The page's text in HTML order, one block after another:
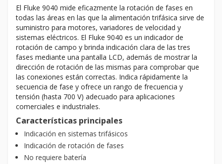
El Fluke 9040 mide eficazmente la rotación de fases en
todas las áreas en las que la alimentación trifásica sirve de
suministro para motores, variadores de velocidad y
sistemas eléctricos. El Fluke 9040 es un indicador de
rotación de campo y brinda indicación clara de las tres
fases mediante una pantalla LCD, además de mostrar la
dirección de rotación de las mismas para comprobar que
las conexiones están correctas. Indica rápidamente la
secuencia de fase y ofrece un rango de frecuencia y
tensión (hasta 700 V) adecuado para aplicaciones
comerciales e industriales.
Características principales
Indicación en sistemas trifásicos
Indicación de rotación de fases
No requiere batería